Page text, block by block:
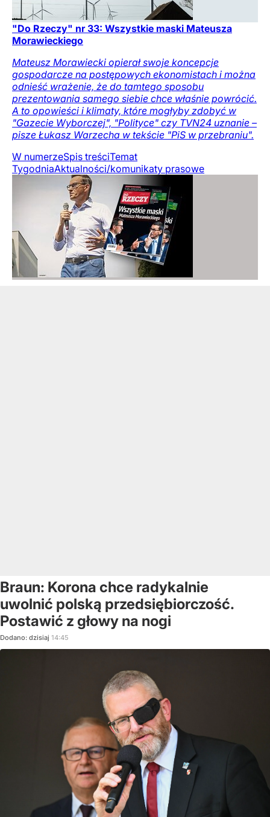
"Do Rzeczy" nr 33: Wszystkie maski Mateusza
Morawieckiego
Mateusz Morawiecki opierał swoje koncepcje
gospodarcze na postępowych ekonomistach i można
odnieść wrażenie, że do tamtego sposobu
prezentowania samego siebie chce właśnie powrócić.
A to opowieści i klimaty, które mogłyby zdobyć w
"Gazecie Wyborczej", "Polityce" czy TVN24 uznanie –
pisze Łukasz Warzecha w tekście "PiS w przebraniu".
W numerzeSpis treściTemat
TygodniaAktualności/komunikaty prasowe
Braun: Korona chce radykalnie
uwolnić polską przedsiębiorczość.
Postawić z głowy na nogi
Dodano: dzisiaj 14:45